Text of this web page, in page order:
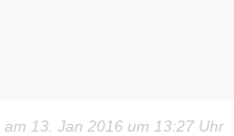
am 13. Jan 2016 um 13:27 Uhr